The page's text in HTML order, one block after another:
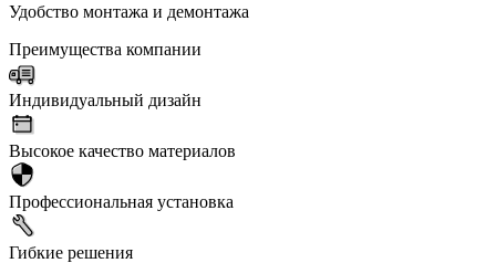
Удобство монтажа и демонтажа
Преимущества компании
Индивидуальный дизайн
Высокое качество материалов
Профессиональная установка
Гибкие решения